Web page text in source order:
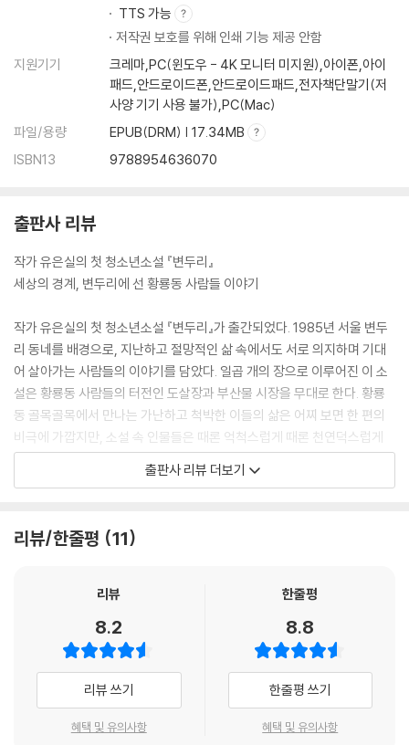
TTS 가능
저작권 보호를 위해 인쇄 기능 제공 안함
지원기기
크레마,PC(윈도우 - 4K 모니터 미지원),아이폰,아이
패드,안드로이드폰,안드로이드패드,전자책단말기(저
사양 기기 사용 불가),PC(Mac)
파일/용량
EPUB(DRM) | 17.34MB
ISBN13
9788954636070
출판사 리뷰
작가 유은실의 첫 청소년소설 『변두리』
세상의 경계, 변두리에 선 황룡동 사람들 이야기
작가 유은실의 첫 청소년소설 『변두리』가 출간되었다. 1985년 서울 변두
리 동네를 배경으로, 지난하고 절망적인 삶 속에서도 서로 의지하며 기대
어 살아가는 사람들의 이야기를 담았다. 일곱 개의 장으로 이루어진 이 소
설은 황룡동 사람들의 터전인 도살장과 부산물 시장을 무대로 한다. 황룡
동 골목골목에서 만나는 가난하고 척박한 이들의 삶은 어찌 보면 한 편의
비극에 가깝지만, 소설 속 인물들은 때론 억척스럽게 때론 천연덕스럽게
그 삶을 받아들인다. 저마다 꿈을 품고 성장을 겪으며 서로를 껴안고 살아
간다는 점에서 이 소설은 읽는 이에게 묵직한 울림을 준다.
다 화제를 모으며 왕성하게 작품 활동을 이어왔다. 우리나라 아동문학을
세련된 특유의 문체로 세대를 아우르는 감동과 메시지를 전해왔다. 문단과
7년 한국어린이도서상을 수상, 『멀쩡한 이유정』은 2010년 IBBY 어너리
스트에 선정되며 작품성을 인정받기도 했다. 그런 그가 청소년 독자들을
위해 써내려간 첫 작품이기에, 독자들은 큰 기대와 깊은 신뢰를 보내며 『변
두리』의 책장을 열 수밖에 없을 것이다.
작가는 책에서 이야기를 시작하기에 앞서 “내 삶의 중심, 변두리에게”라
출판사 리뷰 더보기
리뷰/한줄평 11
리뷰
8.2
리뷰 쓰기
혜택 및 유의사항
한줄평
8.8
한줄평 쓰기
혜택 및 유의사항